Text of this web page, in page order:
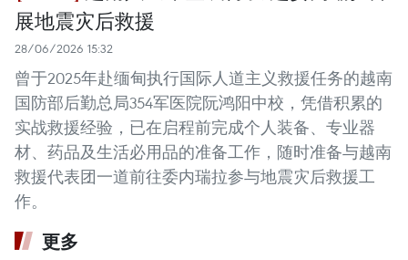
展地震灾后救援
28/06/2026 15:32
曾于2025年赴缅甸执行国际人道主义救援任务的越南
国防部后勤总局354军医院阮鸿阳中校，凭借积累的
实战救援经验，已在启程前完成个人装备、专业器
材、药品及生活必用品的准备工作，随时准备与越南
救援代表团一道前往委内瑞拉参与地震灾后救援工
作。
更多